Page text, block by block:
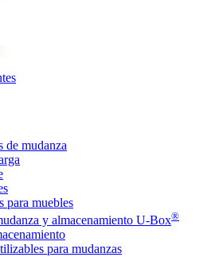
de mudanza
para muebles
y almacenamiento U-Box®
para mudanzas